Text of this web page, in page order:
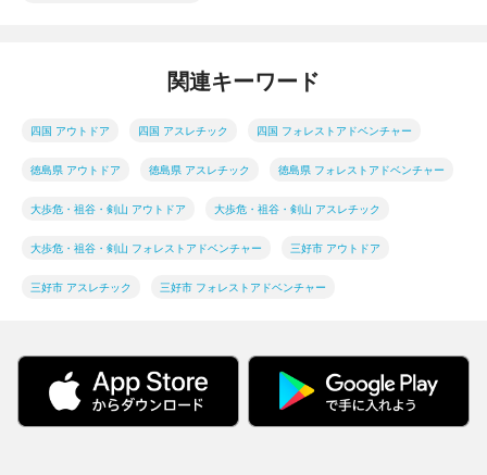
関連キーワード
四国 アウトドア 四国 アスレチック 四国 フォレストアドベンチャー
徳島県 アウトドア 徳島県 アスレチック 徳島県 フォレストアドベンチャー
大歩危・祖谷・剣山 アウトドア 大歩危・祖谷・剣山 アスレチック
大歩危・祖谷・剣山 フォレストアドベンチャー 三好市 アウトドア
三好市 アスレチック 三好市 フォレストアドベンチャー